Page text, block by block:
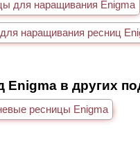
для наращивания Enigma
наращивания ресниц
Enigma в других
ресницы Enigma